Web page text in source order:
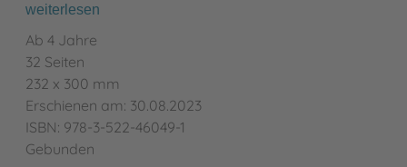
weiterlesen
Ab 4 Jahre
32 Seiten
232 x 300 mm
Erschienen am: 30.08.2023
ISBN: 978-3-522-46049-1
Gebunden